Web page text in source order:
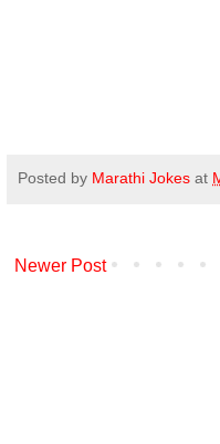
Posted by Marathi Jokes at
Newer Post